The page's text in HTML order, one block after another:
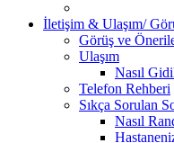
İletişim & Ulaşım/
Görüş ve
Ulaşım
Nasıl
Telefon Rehberi
Sıkça Sorulan
Nasıl